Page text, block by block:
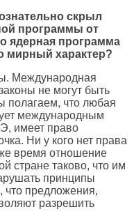
скрыл
программы от
ядерная программа
мирный характер?
Международная
не могут быть
полагаем, что любая
международным
имеет право
Ни у кого нет права
время отношение
стране таково, что им
принципы
что предложения,
разрешить